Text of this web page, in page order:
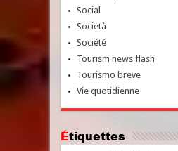
Social
Società
Société
Tourism news flash
Tourismo breve
Vie quotidienne
Étiquettes